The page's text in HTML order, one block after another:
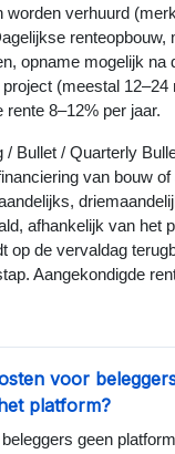
worden verhuurd
renteopbouw,
opname mogelijk na
project (meestal 12–24
rente 8–12% per jaar.
/ Bullet / Quarterly
van bouw of
afhankelijk van het
op de vervaldag
Aangekondigde
voor
platform?
geen